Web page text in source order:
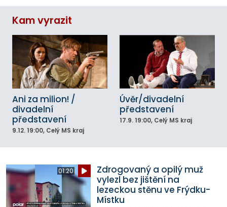
Kam vyrazit
Ani za milion! /
divadelní
představení
9.12. 19:00, Celý MS kraj
Úvěr/divadelní
představení
17.9. 19:00, Celý MS kraj
01:20
Zdrogovaný a opilý muž
vylezl bez jištění na
lezeckou stěnu ve Frýdku-
Místku